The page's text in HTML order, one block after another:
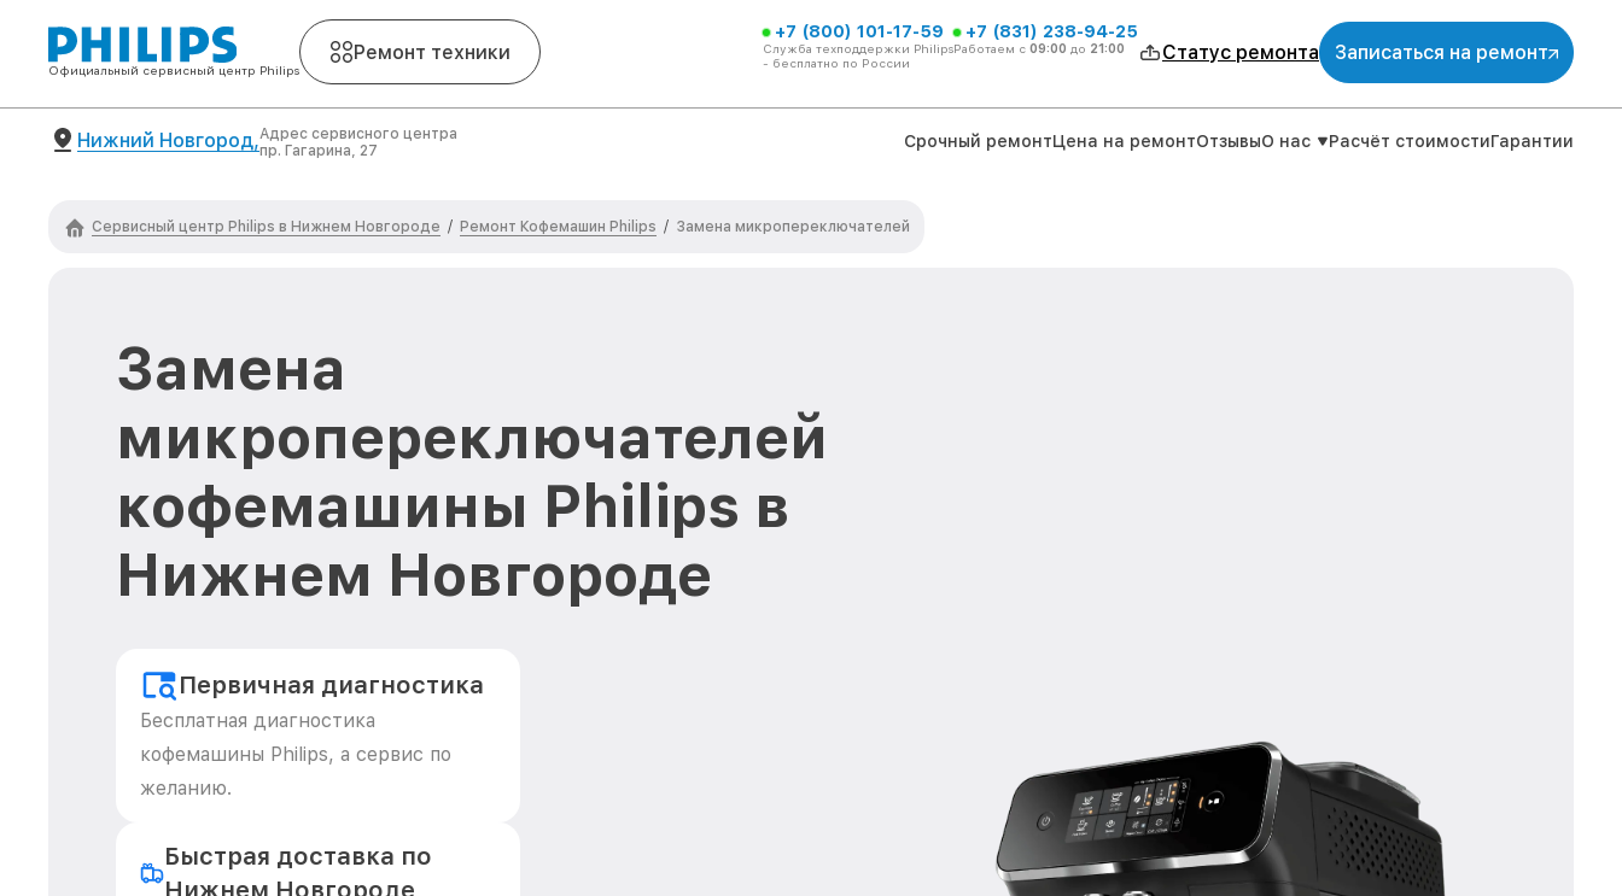
Официальный сервисный центр Philips
Ремонт техники
+7 (800) 101-17-59
Служба техподдержки Philips
- бесплатно по России
+7 (831) 238-94-25
Работаем с 09:00 до 21:00 Статус ремонта Записаться на ремонт
Нижний Новгород,Адрес сервисного центра
пр. Гагарина, 27
Срочный ремонтЦена на ремонтОтзывыО нас Расчёт стоимостиГарантии
Сервисный центр Philips в Нижнем Новгороде / Ремонт Кофемашин Philips / Замена микропереключателей
Замена
микропереключателей
кофемашины Philips в
Нижнем Новгороде
Первичная диагностика
Бесплатная диагностика
кофемашины Philips, а сервис по
желанию.
Быстрая доставка по
Нижнем Новгороде